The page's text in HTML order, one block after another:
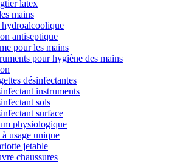
latex
mains
antiseptique
pour les mains
pour hygiène des mains
désinfectantes
instruments
sols
surface
physiologique
usage unique
jetable
chaussures